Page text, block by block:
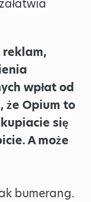
reklam,
wpłat od
że Opium to
się
A może
bumerang.